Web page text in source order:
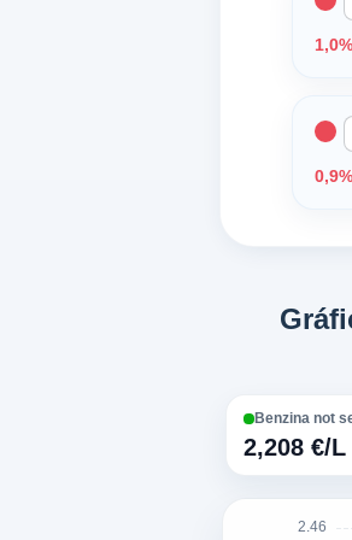
1,0%
0,9%
Benzina not
2,208 €/L